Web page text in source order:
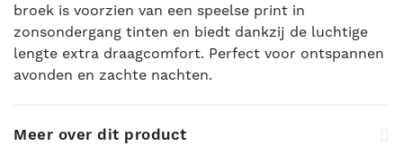
broek is voorzien van een speelse print in
zonsondergang tinten en biedt dankzij de luchtige
lengte extra draagcomfort. Perfect voor ontspannen
avonden en zachte nachten.
Meer over dit product